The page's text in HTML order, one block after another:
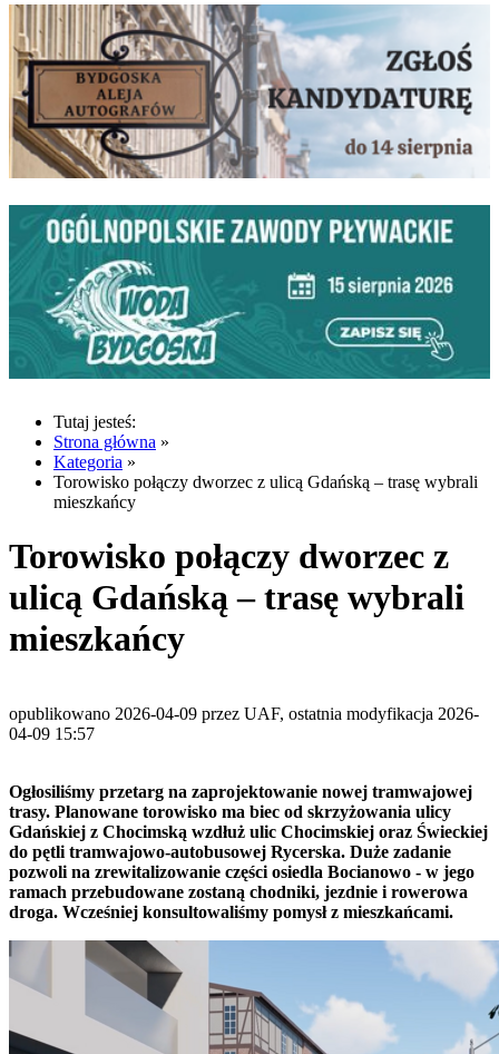
Tutaj jesteś:
Strona główna »
Kategoria »
Torowisko połączy dworzec z ulicą Gdańską – trasę wybrali
mieszkańcy
Torowisko połączy dworzec z
ulicą Gdańską – trasę wybrali
mieszkańcy
opublikowano 2026-04-09 przez UAF, ostatnia modyfikacja 2026-
04-09 15:57
Ogłosiliśmy przetarg na zaprojektowanie nowej tramwajowej
trasy. Planowane torowisko ma biec od skrzyżowania ulicy
Gdańskiej z Chocimską wzdłuż ulic Chocimskiej oraz Świeckiej
do pętli tramwajowo-autobusowej Rycerska. Duże zadanie
pozwoli na zrewitalizowanie części osiedla Bocianowo - w jego
ramach przebudowane zostaną chodniki, jezdnie i rowerowa
droga. Wcześniej konsultowaliśmy pomysł z mieszkańcami.